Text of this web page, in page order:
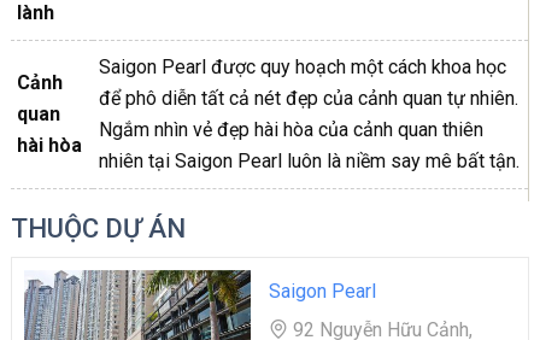
lành
Cảnh
quan
hài hòa
Saigon Pearl được quy hoạch một cách khoa học
để phô diễn tất cả nét đẹp của cảnh quan tự nhiên.
Ngắm nhìn vẻ đẹp hài hòa của cảnh quan thiên
nhiên tại Saigon Pearl luôn là niềm say mê bất tận.
THUỘC DỰ ÁN
Saigon Pearl
92 Nguyễn Hữu Cảnh,